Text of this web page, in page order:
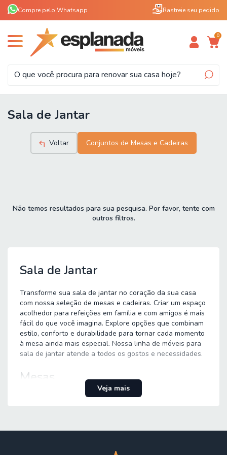
Compre pelo Whatsapp Rastreie seu pedido
0
Sala de Jantar
Voltar Conjuntos de Mesas e Cadeiras
Não temos resultados para sua pesquisa. Por favor, tente com
outros filtros.
Sala de Jantar
Transforme sua sala de jantar no coração da sua casa
com nossa seleção de mesas e cadeiras. Criar um espaço
acolhedor para refeições em família e com amigos é mais
fácil do que você imagina. Explore opções que combinam
estilo, conforto e durabilidade para tornar cada momento
à mesa ainda mais especial. Nossa linha de móveis para
sala de jantar atende a todos os gostos e necessidades.
Mesas
Encontre a mesa de jantar perfeita que se encaixa no seu
menores, até a mesa de jantar com oito lugares para
mesa redonda, ou a mesa com tampo giratório para
Veja mais